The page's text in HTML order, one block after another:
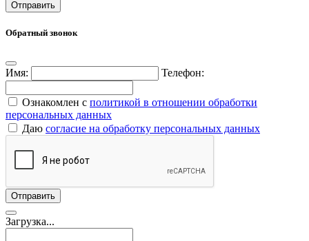
Обратный звонок
Имя: Телефон:
Ознакомлен с политикой в отношении обработки
персональных данных
Даю согласие на обработку персональных данных
Загрузка...